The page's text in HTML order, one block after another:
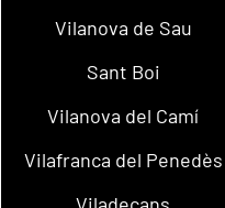
Vilanova de Sau
Sant Boi
Vilanova del Camí
Vilafranca del Penedès